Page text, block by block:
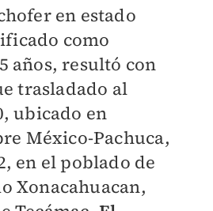
en estado
como
años, resultó con
trasladado al
ubicado en
México-Pachuca,
en el poblado de
Xonacahuacan,